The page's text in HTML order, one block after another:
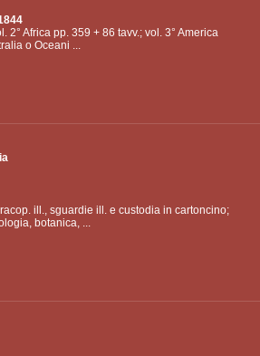
2° Africa pp. 359 + 86 tavv.; vol. 3° America
o Oceani ...
ill., sguardie ill. e custodia in cartoncino;
botanica, ...